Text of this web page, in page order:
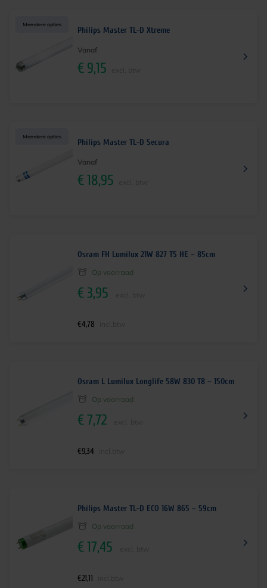
Meerdere opties
Philips Master TL-D Xtreme
Vanaf
€ 9,15
Meerdere opties
Philips Master TL-D Secura
Vanaf
€18,95
Osram FH Lumilux 21W 827 T5 HE – 85cm
Op voorraad
€3,95
€4,78
Osram L Lumilux Longlife 58W 830 T8 – 150cm
Op voorraad
€7,72
€9,34
Philips Master TL-D ECO 16W 865 – 59cm
Op voorraad
€17,45
€21,11